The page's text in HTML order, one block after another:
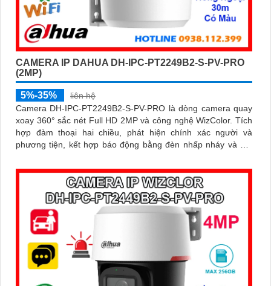
CAMERA IP DAHUA DH-IPC-PT2249B2-S-PV-PRO
(2MP)
5%-35%
liên hệ
Camera DH-IPC-PT2249B2-S-PV-PRO là dòng camera quay
xoay 360° sắc nét Full HD 2MP và công nghệ WizColor. Tích
hợp đàm thoại hai chiều, phát hiện chính xác người và
phương tiện, kết hợp báo động bằng đèn nhấp nháy và âm